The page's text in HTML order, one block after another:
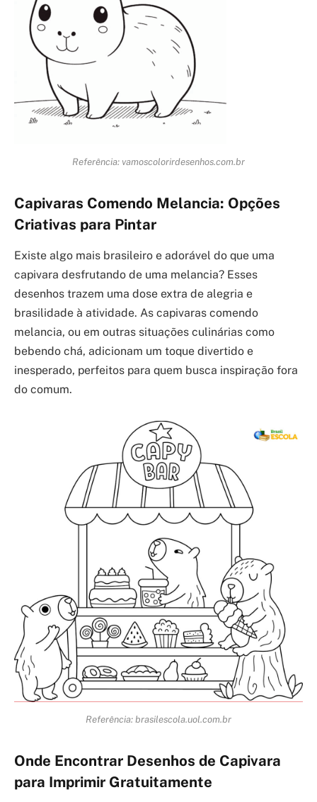
Referência: vamoscolorirdesenhos.com.br
Capivaras Comendo Melancia: Opções
Criativas para Pintar
Existe algo mais brasileiro e adorável do que uma
capivara desfrutando de uma melancia? Esses
desenhos trazem uma dose extra de alegria e
brasilidade à atividade. As capivaras comendo
melancia, ou em outras situações culinárias como
bebendo chá, adicionam um toque divertido e
inesperado, perfeitos para quem busca inspiração fora
do comum.
Referência: brasilescola.uol.com.br
Onde Encontrar Desenhos de Capivara
para Imprimir Gratuitamente